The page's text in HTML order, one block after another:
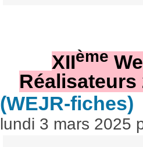
XIIème
Réalisateurs
(WEJR-fiches)
lundi 3 mars 2025